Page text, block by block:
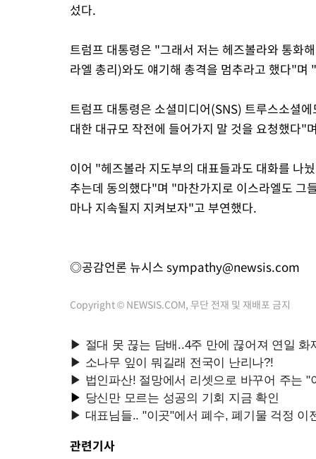
섰다.
트럼프 대통령은 "그래서 저는 헤즈볼라와 통화
라엘 총리)와도 얘기해 총격을 멈추라고 했다"
트럼프 대통령은 소셜미디어(SNS) 트루스소셜
대한 대규모 작전에 들어가지 말 것을 요청했다
이어 "헤즈볼라 지도부의 대표들과도 대화를 나
추는데 동의했다"며 "마찬가지로 이스라엘도 그
마나 지속될지 지켜보자"고 부연했다.
◎공감언론 뉴시스 sympathy@newsis.com
Copyright © NEWSIS.COM, 무단 전재 및 재배포 금지
관련기사